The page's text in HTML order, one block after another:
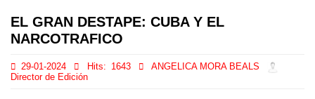
EL GRAN DESTAPE: CUBA Y EL
NARCOTRAFICO
29-01-2024 Hits: 1643
ANGELICA MORA BEALS
Director de Edición